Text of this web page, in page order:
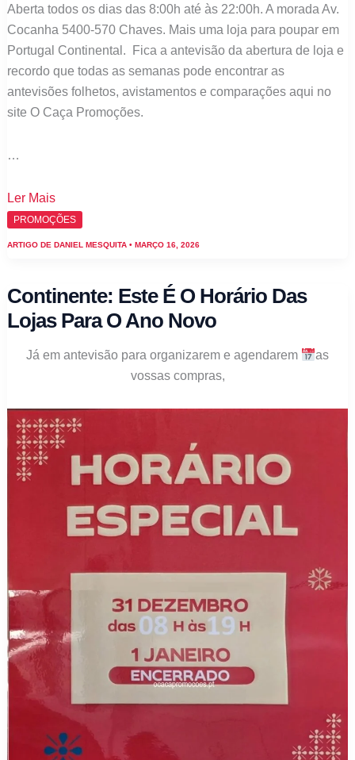
Aberta todos os dias das 8:00h até às 22:00h. A morada Av.
Cocanha 5400-570 Chaves. Mais uma loja para poupar em
Portugal Continental. Fica a antevisão da abertura de loja e
recordo que todas as semanas pode encontrar as
antevisões folhetos, avistamentos e comparações aqui no
site O Caça Promoções.
…
Continente:
Nova
abre
Ler Mais
PROMOÇÕES
ARTIGO DE DANIEL MESQUITA • MARÇO 16, 2026
Continente: Este É O Horário Das
Lojas Para O Ano Novo
Já em antevisão para organizarem e agendarem
as
vossas compras,